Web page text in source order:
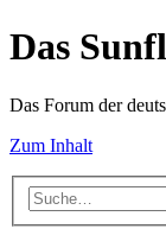
Das
Das Forum der
Zum Inhalt